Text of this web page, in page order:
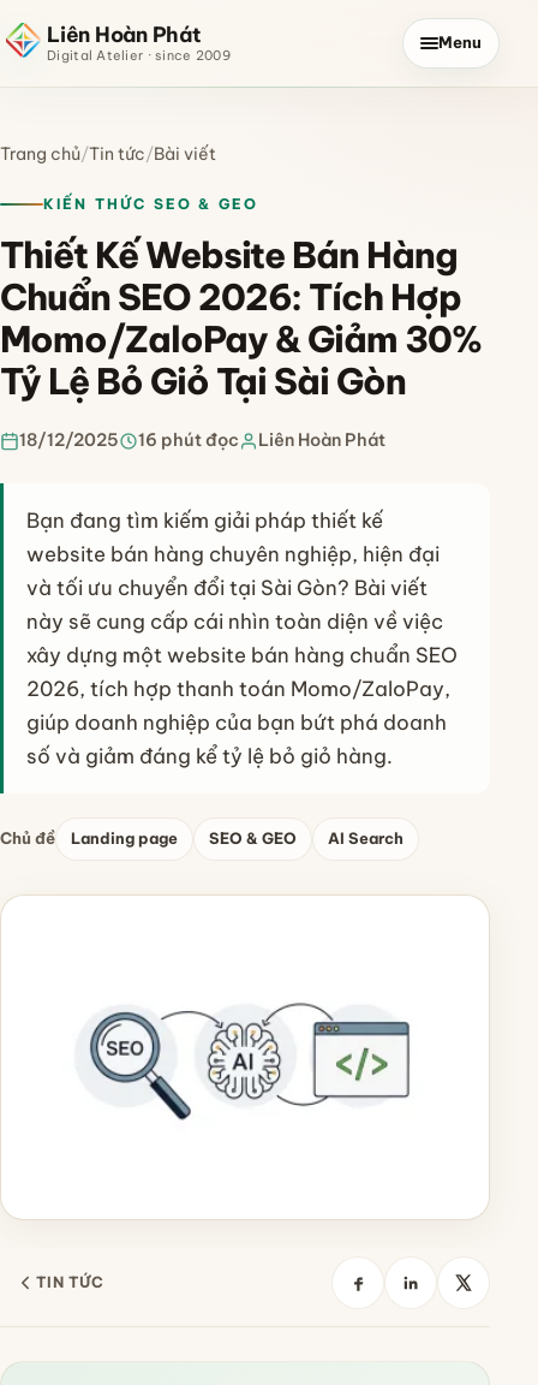
Liên Hoàn Phát
Digital Atelier · since 2009
Menu
Trang chủ/Tin tức/Bài viết
KIẾN THỨC SEO & GEO
Thiết Kế Website Bán Hàng
Chuẩn SEO 2026: Tích Hợp
Momo/ZaloPay & Giảm 30%
Tỷ Lệ Bỏ Giỏ Tại Sài Gòn
18/12/2025 16 phút đọc Liên Hoàn Phát
Bạn đang tìm kiếm giải pháp thiết kế
website bán hàng chuyên nghiệp, hiện đại
và tối ưu chuyển đổi tại Sài Gòn? Bài viết
này sẽ cung cấp cái nhìn toàn diện về việc
xây dựng một website bán hàng chuẩn SEO
2026, tích hợp thanh toán Momo/ZaloPay,
giúp doanh nghiệp của bạn bứt phá doanh
số và giảm đáng kể tỷ lệ bỏ giỏ hàng.
Chủ đề Landing page SEO & GEO AI Search
TIN TỨC